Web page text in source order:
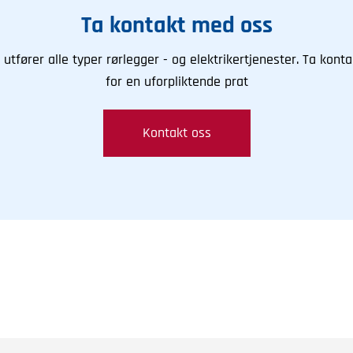
Ta kontakt med oss
utfører alle typer rørlegger - og elektrikertjenester. Ta
for en uforpliktende prat
Kontakt oss